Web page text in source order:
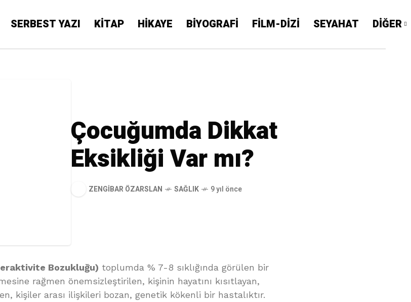
SERBEST YAZI KİTAP HİKAYE BİYOGRAFİ FİLM-DİZİ SEYAHAT DİĞER
Çocuğumda Dikkat
Eksikliği Var mı?
ZENGIBAR ÖZARSLAN SAĞLIK 9 yıl önce
Bozukluğu) toplumda % 7-8 sıklığında görülen bir
rağmen önemsizleştirilen, kişinin hayatını kısıtlayan,
kişiler arası ilişkileri bozan, genetik kökenli bir hastalıktır.